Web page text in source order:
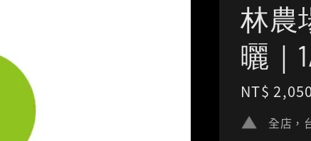
林農
曬｜
Regular
price
NT$ 2,050
全店，